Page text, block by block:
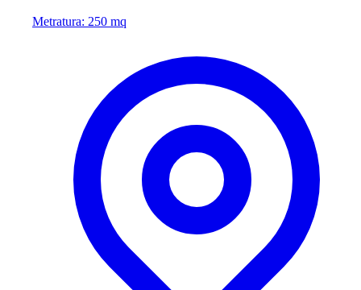
Metratura: 250 mq